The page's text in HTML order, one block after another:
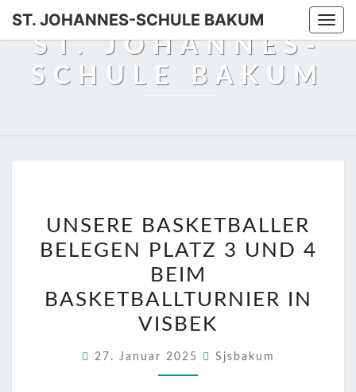
Skip
content
ST. JOHANNES-SCHULE BAKUM
ST. JOHANNES-
SCHULE BAKUM
BASKETBALLER
BELEGEN
PLATZ
3
UND
BEIM
BASKETBALLTURNIER
UNSERE BASKETBALLER
BELEGEN PLATZ 3 UND 4
BEIM
BASKETBALLTURNIER IN
VISBEK
27. Januar 2025 Sjsbakum